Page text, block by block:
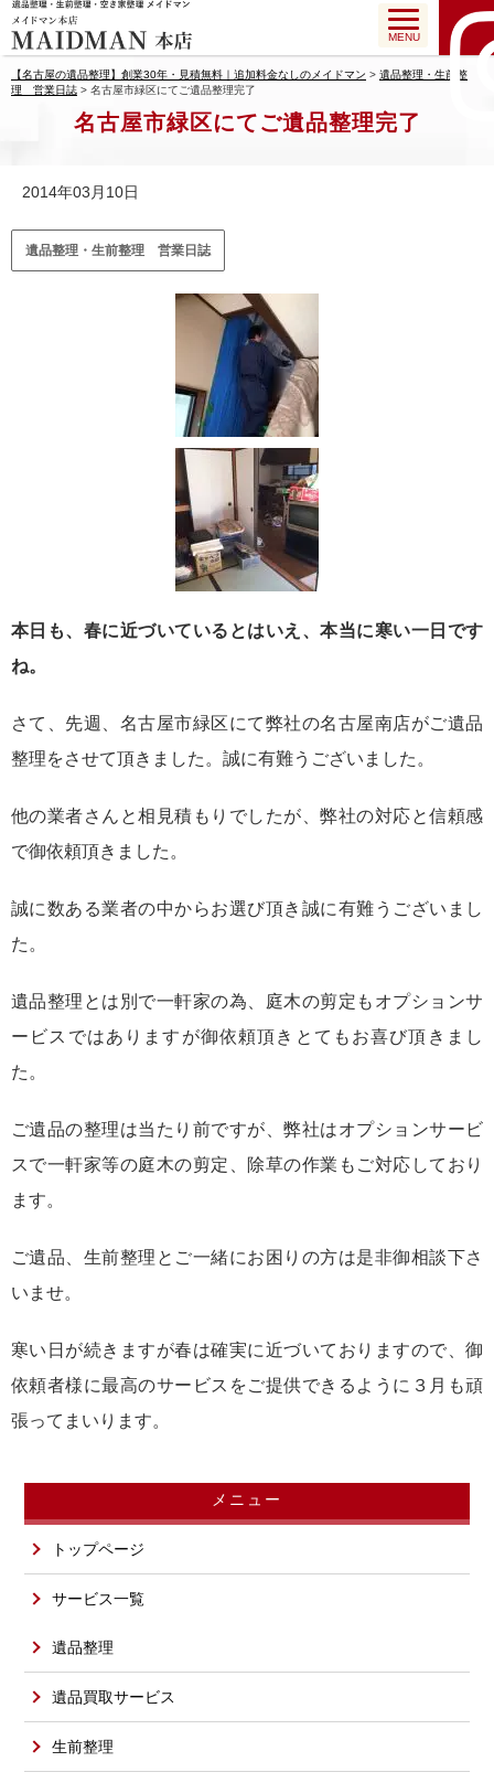
MENU
【名古屋の遺品整理】創業30年・見積無料｜追加料金なしのメイドマン > 遺品整理・生前整
理 営業日誌 > 名古屋市緑区にてご遺品整理完了
名古屋市緑区にてご遺品整理完了
2014年03月10日
遺品整理・生前整理 営業日誌
本日も、春に近づいているとはいえ、本当に寒い一日です
ね。
さて、先週、名古屋市緑区にて弊社の名古屋南店がご遺品
整理をさせて頂きました。誠に有難うございました。
他の業者さんと相見積もりでしたが、弊社の対応と信頼感
で御依頼頂きました。
誠に数ある業者の中からお選び頂き誠に有難うございまし
た。
遺品整理とは別で一軒家の為、庭木の剪定もオプションサ
ービスではありますが御依頼頂きとてもお喜び頂きまし
た。
ご遺品の整理は当たり前ですが、弊社はオプションサービ
スで一軒家等の庭木の剪定、除草の作業もご対応しており
ます。
ご遺品、生前整理とご一緒にお困りの方は是非御相談下さ
いませ。
寒い日が続きますが春は確実に近づいておりますので、御
依頼者様に最高のサービスをご提供できるように３月も頑
張ってまいります。
メニュー
トップページ
サービス一覧
遺品整理
遺品買取サービス
生前整理